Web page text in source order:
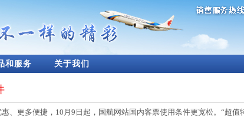
和服务 关于我们
、更多便捷，10月9日起，国航网站国内客票使用条件更宽松。“超值